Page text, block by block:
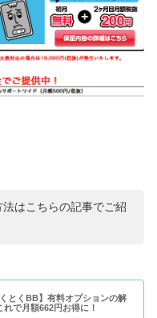
はこちらの記事でご紹
くとくBB】有料オプションの解
れで月額662円お得に！